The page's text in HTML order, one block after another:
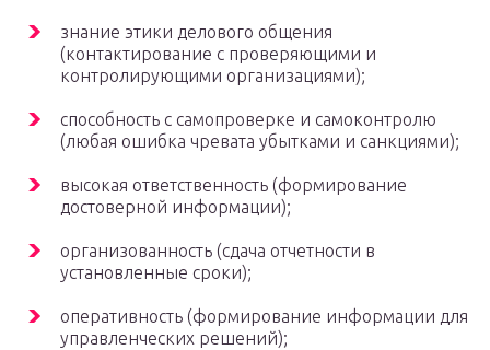
знание этики делового общения
(контактирование с проверяющими и
контролирующими организациями);
способность с самопроверке и самоконтролю
(любая ошибка чревата убытками и санкциями);
высокая ответственность (формирование
достоверной информации);
организованность (сдача отчетности в
установленные сроки);
оперативность (формирование информации для
управленческих решений);